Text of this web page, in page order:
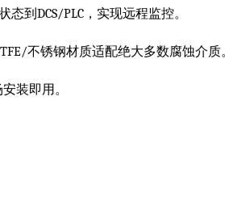
态到DCS/PLC，实现远程监控。
不锈钢材质适配绝大多数腐蚀介质
装即用。